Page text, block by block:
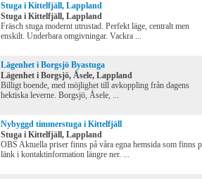
Stuga i Kittelfjäll, Lappland
Stuga i Kittelfjäll, Lappland
Fräsch stuga modernt utrustad. Perfekt läge, centralt men
enskilt. Underbara omgivningar. Vackra ...
Lägenhet i Borgsjö Byastuga
Lägenhet i Borgsjö, Åsele, Lappland
Billigt boende, med möjlighet till avkoppling från dagens
hektiska leverne. Borgsjö, Åsele, ...
Nybyggd timmerstuga i Kittelfjäll
Stuga i Kittelfjäll, Lappland
OBS Aktuella priser finns på våra egna hemsida som finns
länk i kontaktinformation längre ner. ...